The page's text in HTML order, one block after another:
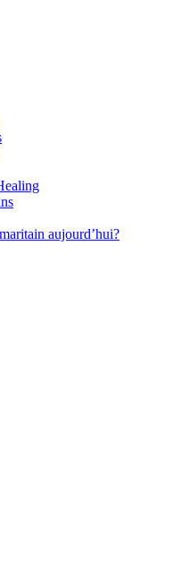
aujourd’hui?